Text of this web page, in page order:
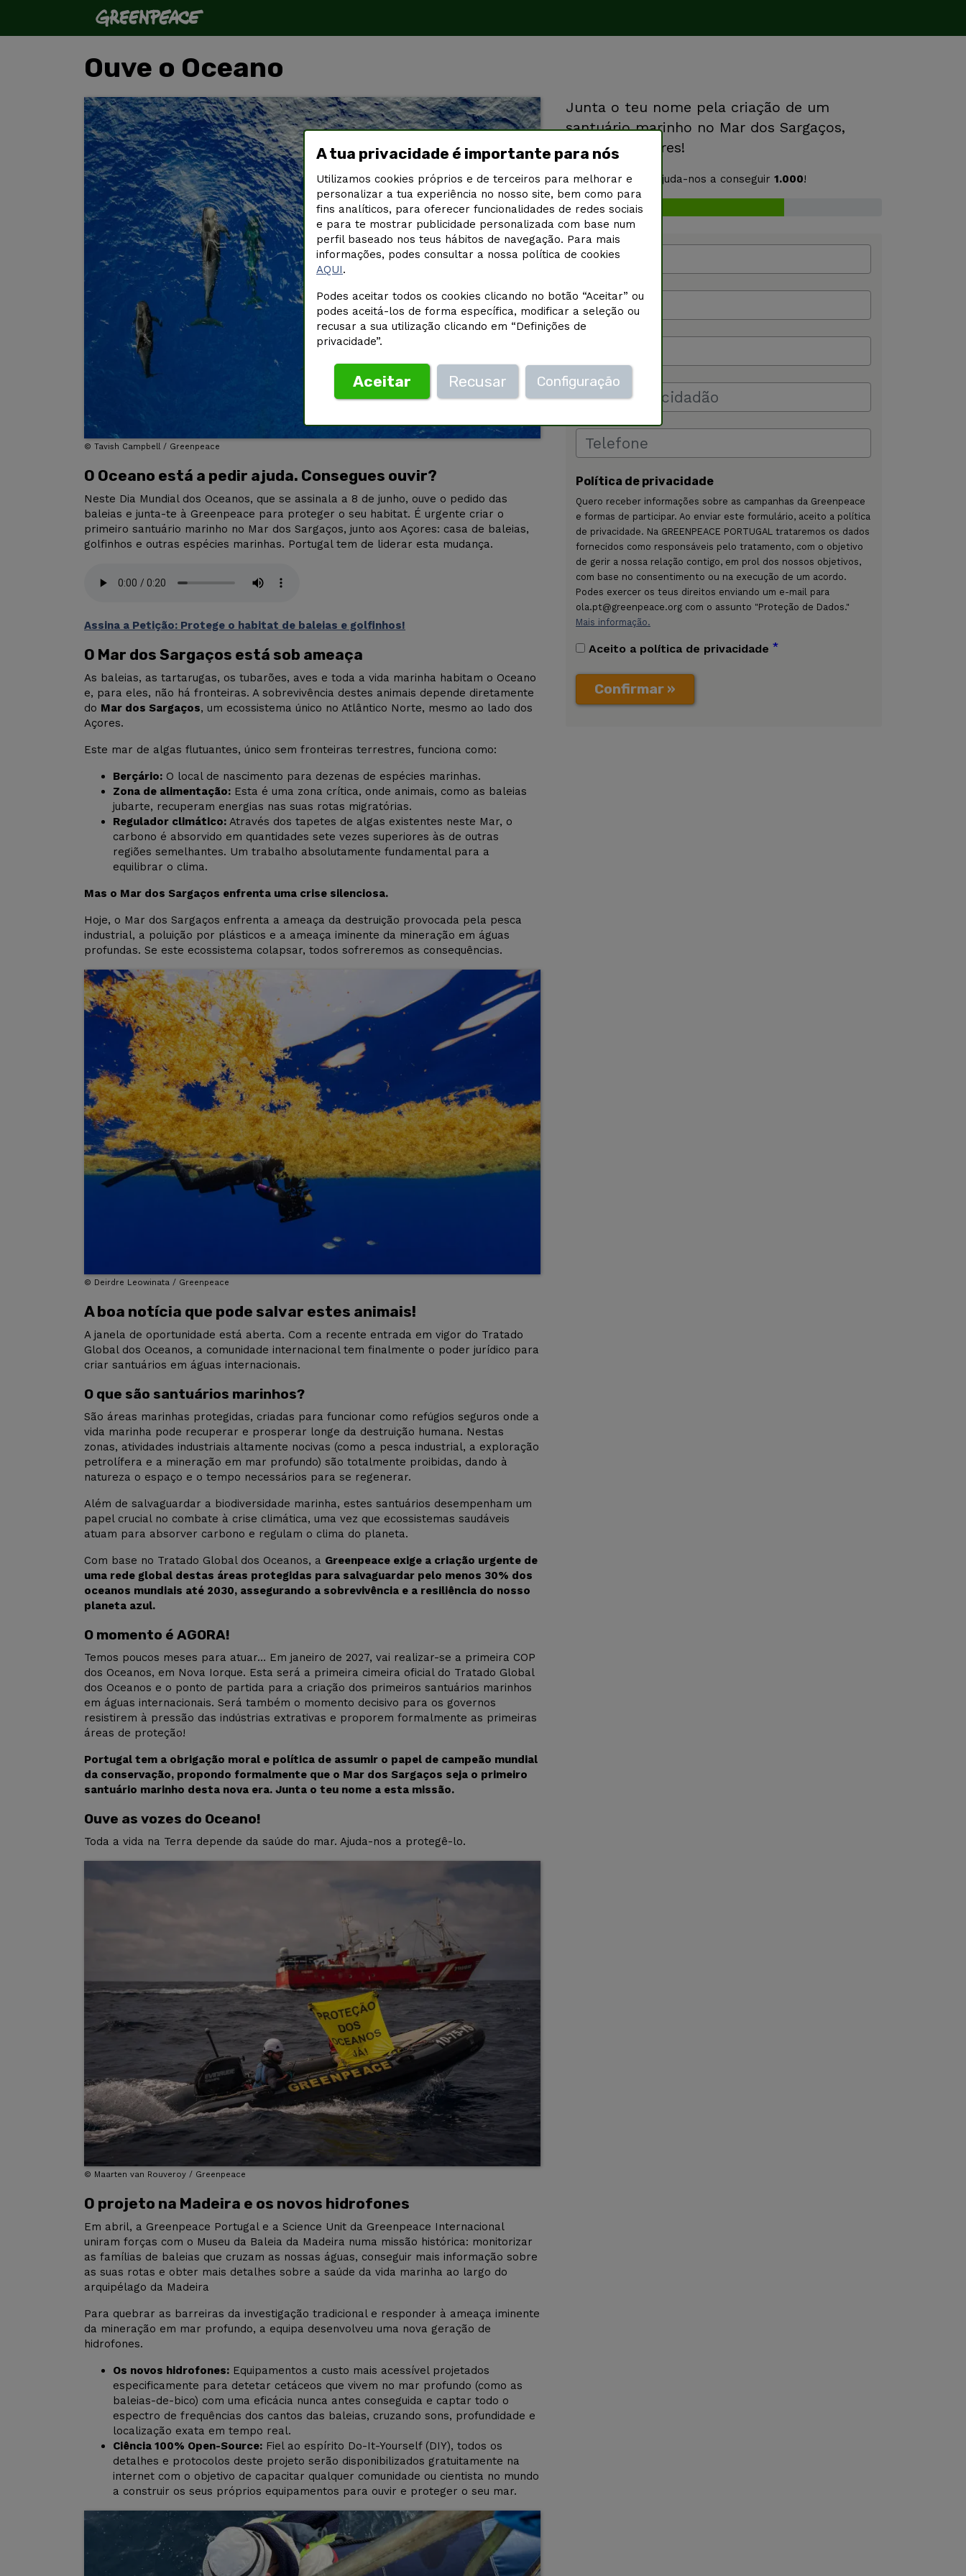
Ouve o Oceano
© Tavish Campbell / Greenpeace
O Oceano está a pedir ajuda. Consegues ouvir?
Neste Dia Mundial dos Oceanos, que se assinala a 8 de junho, ouve o pedido das
baleias e junta-te à Greenpeace para proteger o seu habitat. É urgente criar o
primeiro santuário marinho no Mar dos Sargaços, junto aos Açores: casa de baleias,
golfinhos e outras espécies marinhas. Portugal tem de liderar esta mudança.
Assina a Petição: Protege o habitat de baleias e golfinhos!
O Mar dos Sargaços está sob ameaça
As baleias, as tartarugas, os tubarões, aves e toda a vida marinha habitam o Oceano
e, para eles, não há fronteiras. A sobrevivência destes animais depende diretamente
do Mar dos Sargaços, um ecossistema único no Atlântico Norte, mesmo ao lado dos
Açores.
Este mar de algas flutuantes, único sem fronteiras terrestres, funciona como:
Berçário: O local de nascimento para dezenas de espécies marinhas.
Zona de alimentação: Esta é uma zona crítica, onde animais, como as baleias
jubarte, recuperam energias nas suas rotas migratórias.
Regulador climático: Através dos tapetes de algas existentes neste Mar, o
carbono é absorvido em quantidades sete vezes superiores às de outras
regiões semelhantes. Um trabalho absolutamente fundamental para a
equilibrar o clima.
Mas o Mar dos Sargaços enfrenta uma crise silenciosa.
Hoje, o Mar dos Sargaços enfrenta a ameaça da destruição provocada pela pesca
industrial, a poluição por plásticos e a ameaça iminente da mineração em águas
profundas. Se este ecossistema colapsar, todos sofreremos as consequências.
© Deirdre Leowinata / Greenpeace
A boa notícia que pode salvar estes animais!
A janela de oportunidade está aberta. Com a recente entrada em vigor do Tratado
Global dos Oceanos, a comunidade internacional tem finalmente o poder jurídico para
criar santuários em águas internacionais.
O que são santuários marinhos?
São áreas marinhas protegidas, criadas para funcionar como refúgios seguros onde a
vida marinha pode recuperar e prosperar longe da destruição humana. Nestas
zonas, atividades industriais altamente nocivas (como a pesca industrial, a exploração
petrolífera e a mineração em mar profundo) são totalmente proibidas, dando à
natureza o espaço e o tempo necessários para se regenerar.
Além de salvaguardar a biodiversidade marinha, estes santuários desempenham um
papel crucial no combate à crise climática, uma vez que ecossistemas saudáveis
atuam para absorver carbono e regulam o clima do planeta.
Com base no Tratado Global dos Oceanos, a Greenpeace exige a criação urgente de
uma rede global destas áreas protegidas para salvaguardar pelo menos 30% dos
oceanos mundiais até 2030, assegurando a sobrevivência e a resiliência do nosso
planeta azul.
O momento é AGORA!
Temos poucos meses para atuar… Em janeiro de 2027, vai realizar-se a primeira COP
dos Oceanos, em Nova Iorque. Esta será a primeira cimeira oficial do Tratado Global
dos Oceanos e o ponto de partida para a criação dos primeiros santuários marinhos
em águas internacionais. Será também o momento decisivo para os governos
resistirem à pressão das indústrias extrativas e proporem formalmente as primeiras
áreas de proteção!
Portugal tem a obrigação moral e política de assumir o papel de campeão mundial
da conservação, propondo formalmente que o Mar dos Sargaços seja o primeiro
santuário marinho desta nova era. Junta o teu nome a esta missão.
Ouve as vozes do Oceano!
Toda a vida na Terra depende da saúde do mar. Ajuda-nos a protegê-lo.
© Maarten van Rouveroy / Greenpeace
O projeto na Madeira e os novos hidrofones
Em abril, a Greenpeace Portugal e a Science Unit da Greenpeace Internacional
uniram forças com o Museu da Baleia da Madeira numa missão histórica: monitorizar
as famílias de baleias que cruzam as nossas águas, conseguir mais informação sobre
as suas rotas e obter mais detalhes sobre a saúde da vida marinha ao largo do
arquipélago da Madeira
Para quebrar as barreiras da investigação tradicional e responder à ameaça iminente
da mineração em mar profundo, a equipa desenvolveu uma nova geração de
hidrofones.
Os novos hidrofones: Equipamentos a custo mais acessível projetados
especificamente para detetar cetáceos que vivem no mar profundo (como as
baleias-de-bico) com uma eficácia nunca antes conseguida e captar todo o
espectro de frequências dos cantos das baleias, cruzando sons, profundidade e
localização exata em tempo real.
Ciência 100% Open-Source: Fiel ao espírito Do-It-Yourself (DIY), todos os
detalhes e protocolos deste projeto serão disponibilizados gratuitamente na
internet com o objetivo de capacitar qualquer comunidade ou cientista no mundo
a construir os seus próprios equipamentos para ouvir e proteger o seu mar.
Junta o teu nome pela criação de um
santuário marinho no Mar dos Sargaços,
junto aos Açores!
691assinaturas. Ajuda-nos a conseguir 1.000!
Política de privacidade
Quero receber informações sobre as campanhas da Greenpeace
e formas de participar. Ao enviar este formulário, aceito a política
de privacidade. Na GREENPEACE PORTUGAL trataremos os dados
fornecidos como responsáveis pelo tratamento, com o objetivo
de gerir a nossa relação contigo, em prol dos nossos objetivos,
com base no consentimento ou na execução de um acordo.
Podes exercer os teus direitos enviando um e-mail para
ola.pt@greenpeace.org com o assunto "Proteção de Dados."
Mais informação.
Aceito a política de privacidade *
Confirmar »
A tua privacidade é importante para nós
Utilizamos cookies próprios e de terceiros para melhorar e
personalizar a tua experiência no nosso site, bem como para
fins analíticos, para oferecer funcionalidades de redes sociais
e para te mostrar publicidade personalizada com base num
perfil baseado nos teus hábitos de navegação. Para mais
informações, podes consultar a nossa política de cookies
AQUI.
Podes aceitar todos os cookies clicando no botão “Aceitar” ou
podes aceitá-los de forma específica, modificar a seleção ou
recusar a sua utilização clicando em “Definições de
privacidade”.
Aceitar Recusar Configuração